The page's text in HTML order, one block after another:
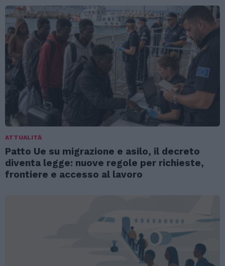
ATTUALITÀ
Patto Ue su migrazione e asilo, il decreto
diventa legge: nuove regole per richieste,
frontiere e accesso al lavoro